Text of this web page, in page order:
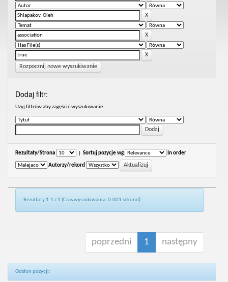
Rozpocznij nowe wyszukiwanie
Dodaj filtr:
Uzyj filtrów aby zagęścić wyszukiwanie.
Rezultaty/Strona Sortuj pozycje wg In order
Autorzy/rekord
Rezultaty 1-1 z 1 (Czas wyszukiwania: 0.001 sekund).
poprzedni 1 następny
Odsłon pozycji: